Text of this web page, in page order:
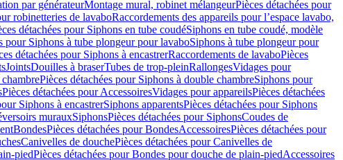
par générateurMontage mural, robinet mélangeurPièces détachées pour
robinetteries de lavaboRaccordements des appareils pour l’espace lavabo,
détachées pour Siphons en tube coudéSiphons en tube coudé, modèle
pour Siphons à tube plongeur pour lavaboSiphons à tube plongeur pour
détachées pour Siphons à encastrerRaccordements de lavaboPièces
JointsDouilles à braserTubes de trop-pleinRallongesVidages pour
Pièces détachées pour Siphons à double chambreSiphons pour
Pièces détachées pour AccessoiresVidages pour appareilsPièces détachées
Siphons à encastrerSiphons apparentsPièces détachées pour Siphons
murauxSiphonsPièces détachées pour SiphonsCoudes de
BondesPièces détachées pour BondesAccessoiresPièces détachées pour
Canivelles de douchePièces détachées pour Canivelles de
piedPièces détachées pour Bondes pour douche de plain-piedAccessoires